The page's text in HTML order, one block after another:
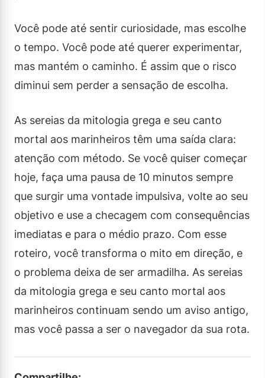
Você pode até sentir curiosidade, mas escolhe
o tempo. Você pode até querer experimentar,
mas mantém o caminho. É assim que o risco
diminui sem perder a sensação de escolha.
As sereias da mitologia grega e seu canto
mortal aos marinheiros têm uma saída clara:
atenção com método. Se você quiser começar
hoje, faça uma pausa de 10 minutos sempre
que surgir uma vontade impulsiva, volte ao seu
objetivo e use a checagem com consequências
imediatas e para o médio prazo. Com esse
roteiro, você transforma o mito em direção, e
o problema deixa de ser armadilha. As sereias
da mitologia grega e seu canto mortal aos
marinheiros continuam sendo um aviso antigo,
mas você passa a ser o navegador da sua rota.